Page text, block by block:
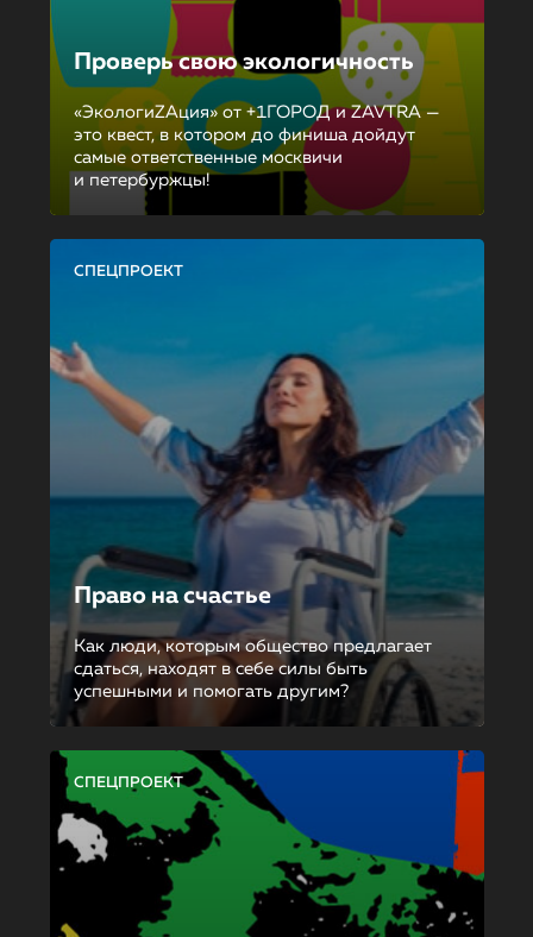
Проверь свою экологичность
«ЭкологиZAция» от +1ГОРОД и ZAVTRA —
это квест, в котором до финиша дойдут
самые ответственные москвичи
и петербуржцы!
СПЕЦПРОЕКТ
Право на счастье
Как люди, которым общество предлагает
сдаться, находят в себе силы быть
успешными и помогать другим?
СПЕЦПРОЕКТ